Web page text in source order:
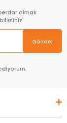
olmak
Gönder